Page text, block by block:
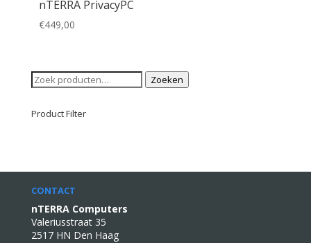
nTERRA PrivacyPC
€449,00
Zoeken
naar:
Zoeken
Product Filter
CONTACT
nTERRA Computers
Valeriusstraat 35
2517 HN Den Haag